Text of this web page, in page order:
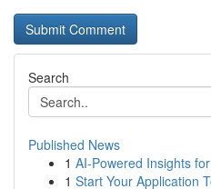
Search
Published News
1 AI-Powered Insights
1 Start Your Application